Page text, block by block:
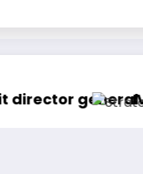
(CFO)
IVECO Strator